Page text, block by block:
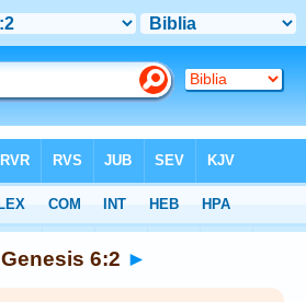
Genesis 6:2 ►